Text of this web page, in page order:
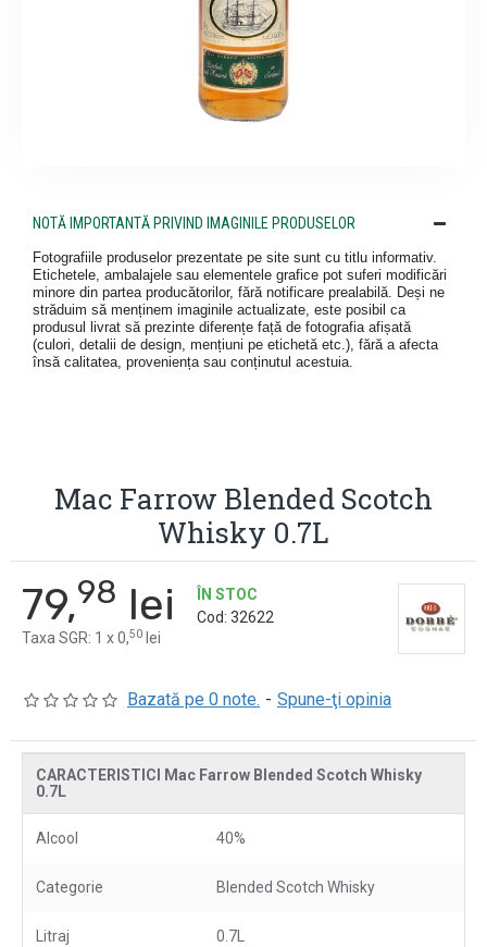
NOTĂ IMPORTANTĂ PRIVIND IMAGINILE PRODUSELOR
Fotografiile produselor prezentate pe site sunt cu titlu informativ.
Etichetele, ambalajele sau elementele grafice pot suferi modificări
minore din partea producătorilor, fără notificare prealabilă. Deși ne
străduim să menținem imaginile actualizate, este posibil ca
produsul livrat să prezinte diferențe față de fotografia afișată
(culori, detalii de design, mențiuni pe etichetă etc.), fără a afecta
însă calitatea, proveniența sau conținutul acestuia.
Mac Farrow Blended Scotch
Whisky 0.7L
Bazată pe 0 note. - Spune-ţi opinia
79,98 lei
Taxa SGR: 1 x 0,50 lei
ÎN STOC
Cod: 32622
CARACTERISTICI Mac Farrow Blended Scotch Whisky
0.7L
Alcool 40%
Categorie Blended Scotch Whisky
Litraj 0.7L